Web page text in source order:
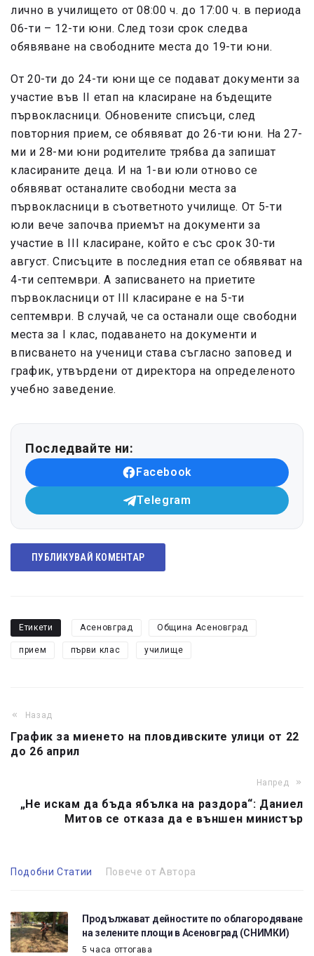
лично в училището от 08:00 ч. до 17:00 ч. в периода
06-ти – 12-ти юни. След този срок следва
обявяване на свободните места до 19-ти юни.
От 20-ти до 24-ти юни ще се подават документи за
участие във II етап на класиране на бъдещите
първокласници. Обновените списъци, след
повторния прием, се обявяват до 26-ти юни. На 27-
ми и 28-ми юни родителите трябва да запишат
класираните деца. И на 1-ви юли отново се
обявяват останалите свободни места за
първокласници в съответното училище. От 5-ти
юли вече започва приемът на документи за
участие в III класиране, който е със срок 30-ти
август. Списъците в последния етап се обявяват на
4-ти септември. А записването на приетите
първокласници от III класиране е на 5-ти
септември. В случай, че са останали още свободни
места за I клас, подаването на документи и
вписването на ученици става съгласно заповед и
график, утвърдени от директора на определеното
учебно заведение.
Последвайте ни:
Facebook
Telegram
ПУБЛИКУВАЙ КОМЕНТАР
Етикети Асеновград Община Асеновград
прием първи клас училище
Назад
График за миенето на пловдивските улици от 22
до 26 април
Напред
„Не искам да бъда ябълка на раздора“: Даниел
Митов се отказа да е външен министър
Подобни Статии Повече от Автора
Продължават дейностите по облагородяване
на зелените площи в Асеновград (СНИМКИ)
5 часа оттогава